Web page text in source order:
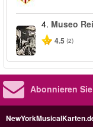
4. Museo
4.5 (2)
Abonnieren